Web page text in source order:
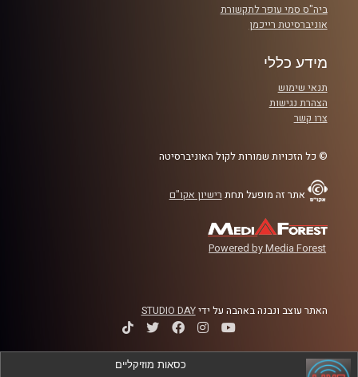
ביה"ס סמי עופר לתקשורת
אוניברסיטת רייכמן
מידע כללי
תנאי שימוש
הצהרת נגישות
צרו קשר
© כל הזכויות שמורות לקול האוניברסיטה
אתר זה מופעל תחת רישיון אקו"ם
Powered by Media Forest
האתר עוצב ונבנה באהבה על ידיSTUDIO DAY
כסאות מוזיקליים